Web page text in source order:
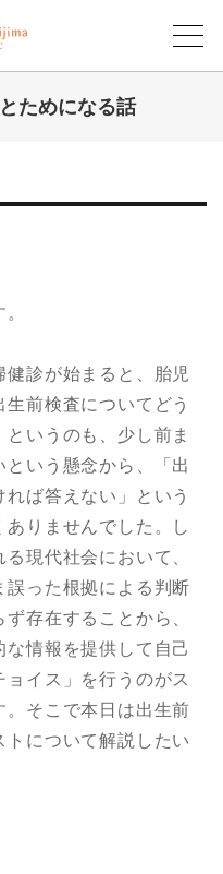
ためになる話
診が始まると、胎児
前検査についてどう
いうのも、少し前ま
いう懸念から、「出
ば答えない」という
りませんでした。し
現代社会において、
誤った根拠による判断
存在することから、
情報を提供して自己
イス」を行うのがス
。そこで本日は出生前
について解説したい